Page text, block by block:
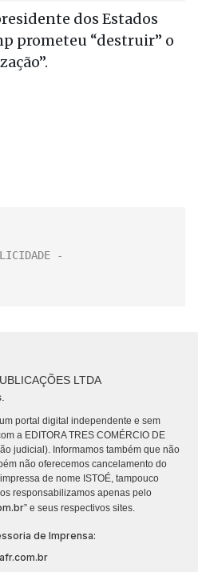
dos Estados
prometeu “destruir” o
LTDA
portal digital independente e sem
a EDITORA TRES COMÉRCIO DE
judicial). Informamos também que não
não oferecemos cancelamento do
de nome ISTOÉ, tampouco
responsabilizamos apenas pelo
” e seus respectivos sites.
de Imprensa: